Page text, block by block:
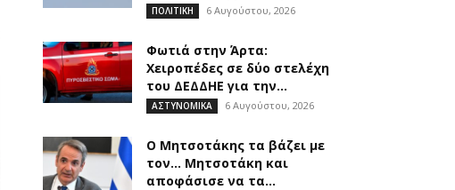
ΠΟΛΙΤΙΚΗ 6 Αυγούστου, 2026
Φωτιά στην Άρτα:
Χειροπέδες σε δύο στελέχη
του ΔΕΔΔΗΕ για την...
ΑΣΤΥΝΟΜΙΚΑ 6 Αυγούστου, 2026
Ο Μητσοτάκης τα βάζει με
τον… Μητσοτάκη και
αποφάσισε να τα...